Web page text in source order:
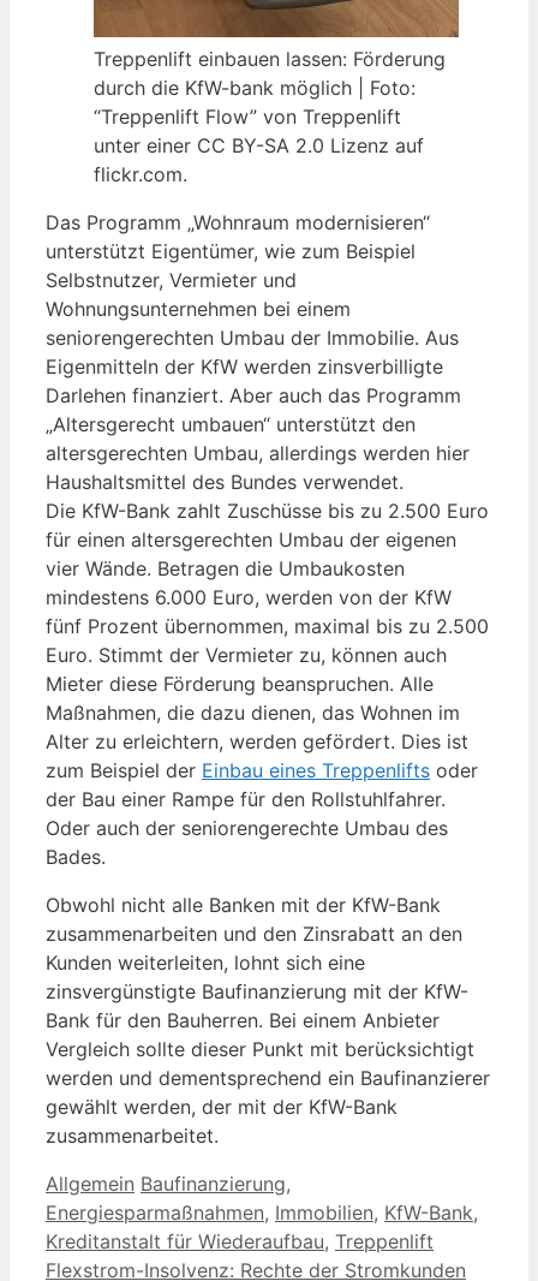
Treppenlift einbauen lassen: Förderung
durch die KfW-bank möglich | Foto:
“Treppenlift Flow” von Treppenlift
unter einer CC BY-SA 2.0 Lizenz auf
flickr.com.
Das Programm „Wohnraum modernisieren“
unterstützt Eigentümer, wie zum Beispiel
Selbstnutzer, Vermieter und
Wohnungsunternehmen bei einem
seniorengerechten Umbau der Immobilie. Aus
Eigenmitteln der KfW werden zinsverbilligte
Darlehen finanziert. Aber auch das Programm
„Altersgerecht umbauen“ unterstützt den
altersgerechten Umbau, allerdings werden hier
Haushaltsmittel des Bundes verwendet.
Die KfW-Bank zahlt Zuschüsse bis zu 2.500 Euro
für einen altersgerechten Umbau der eigenen
vier Wände. Betragen die Umbaukosten
mindestens 6.000 Euro, werden von der KfW
fünf Prozent übernommen, maximal bis zu 2.500
Euro. Stimmt der Vermieter zu, können auch
Mieter diese Förderung beanspruchen. Alle
Maßnahmen, die dazu dienen, das Wohnen im
Alter zu erleichtern, werden gefördert. Dies ist
zum Beispiel der Einbau eines Treppenlifts oder
der Bau einer Rampe für den Rollstuhlfahrer.
Oder auch der seniorengerechte Umbau des
Bades.
Obwohl nicht alle Banken mit der KfW-Bank
zusammenarbeiten und den Zinsrabatt an den
Kunden weiterleiten, lohnt sich eine
zinsvergünstigte Baufinanzierung mit der KfW-
Bank für den Bauherren. Bei einem Anbieter
Vergleich sollte dieser Punkt mit berücksichtigt
werden und dementsprechend ein Baufinanzierer
gewählt werden, der mit der KfW-Bank
zusammenarbeitet.
Kategorien
Allgemein Schlagwörter
Baufinanzierung,
Energiesparmaßnahmen, Immobilien, KfW-Bank,
Kreditanstalt für Wiederaufbau, Treppenlift
Flexstrom-Insolvenz: Rechte der Stromkunden